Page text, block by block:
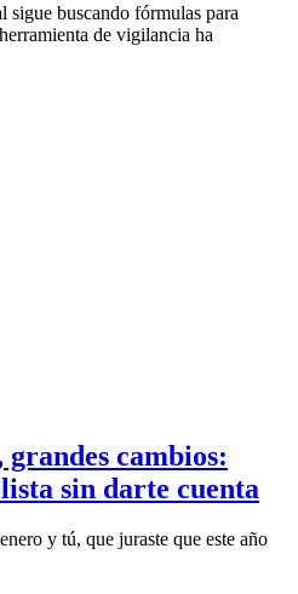
buscando fórmulas para
de vigilancia ha
grandes cambios:
sin darte cuenta
y tú, que juraste que este año